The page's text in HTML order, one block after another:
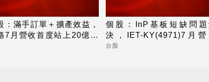
：滿手訂單＋擴產效益，
7月營收首度站上20億元
，後續會更好
個股：InP基板短缺問題
決，IET-KY(4971)7月營
1.05億元，重拾成長動能
台股